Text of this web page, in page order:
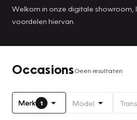
Welkom in onze digitale showroom,
voordelen hiervan.
OccasionsGeen resultaten
Merk 1 Model